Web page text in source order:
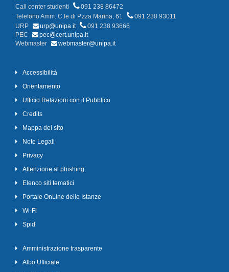
Call center studenti
091 238 86472
Telefono Amm. C.le di P.zza Marina, 61
091 238 93011
URP
urp@unipa.it
091 238 93666
PEC
pec@cert.unipa.it
Webmaster
webmaster@unipa.it
Accessibilità
Orientamento
Ufficio Relazioni con il Pubblico
Credits
Mappa del sito
Note Legali
Privacy
Attenzione al phishing
Elenco siti tematici
Portale OnLine delle Istanze
Wi-Fi
Spid
Amministrazione trasparente
Albo Ufficiale